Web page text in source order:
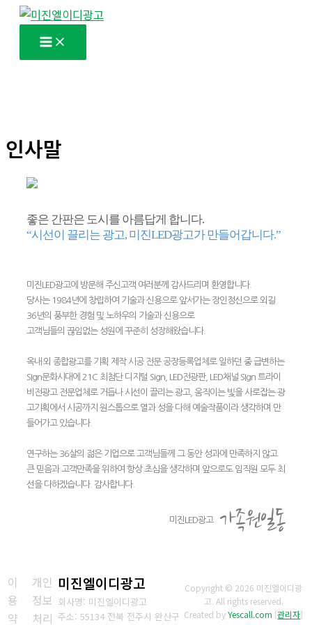
기
인사말
좋은 간판은 도시를 아름답게 합니다.
“시선이 끌리는 광고, 미진LED광고가 만들어갑니다.”
미진LED광고에 방문해 주신고객 여러분께 감사드리며 환영합니다.
당사는 1984년에 창립하여 기술과 신용으로 앞서가는 장인정신으로 외길
36년의 풍부한 경험 및 노하우의 기술과 신용으로
고객님들의 끊임없는 성원에 꾸준히 성장해왔습니다.
옥내·외 종합광고를 기획 제작 시공 전문 공장등록업체로 일하던 중 급변하는
SIgn문화시대에 21C 최첨단 디지털 Sign, LED전광판, LED채널 SIgn 트라이
비전광고 전문업체로 거듭나 시선이 끌리는 광고, 움직이는 빛을 사로잡는 광
고기획에서 시공까지 원스톱으로 열과 성을 다해 예술작품이라 생각하며 만
들어가고 있습니다.
연구하는 36살의 젊은 기업으로 고객님들께 그 동안 성과에 만족하지 않고
큰 믿음과 고객만족을 위하여 항상 초심을 생각하며 앞으로도 임직원 모두 최
선을 다하겠습니다. 감사합니다.
미진LED광고가족원일동
이
용
약
개인
정보
처리
미진엘이디광고
회사명: 미진엘이디광고
주소: 55134 전북 전주시 완산구
Copyright © 2026 미진엘이디광
고. All rights reserved.
Created byYescall.com [관리자]